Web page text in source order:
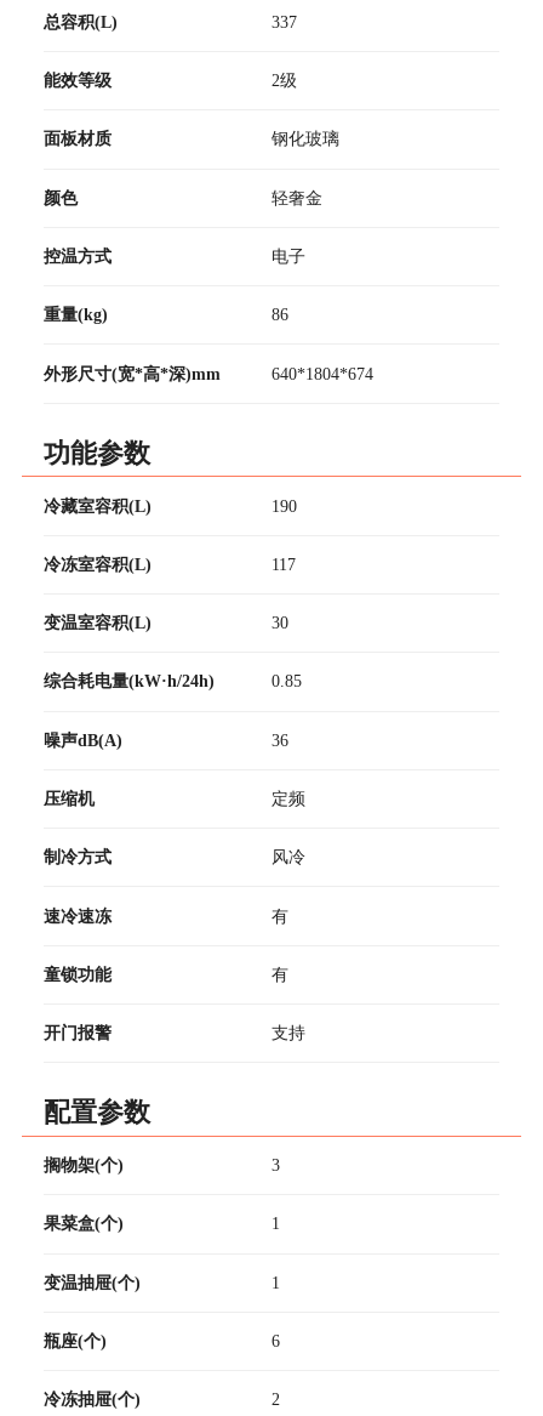
总容积(L) 337
能效等级 2级
面板材质 钢化玻璃
颜色 轻奢金
控温方式 电子
重量(kg) 86
外形尺寸(宽*高*深)mm 640*1804*674
功能参数
冷藏室容积(L) 190
冷冻室容积(L) 117
变温室容积(L) 30
综合耗电量(kW·h/24h) 0.85
噪声dB(A) 36
压缩机 定频
制冷方式 风冷
速冷速冻 有
童锁功能 有
开门报警 支持
配置参数
搁物架(个) 3
果菜盒(个) 1
变温抽屉(个) 1
瓶座(个) 6
冷冻抽屉(个) 2